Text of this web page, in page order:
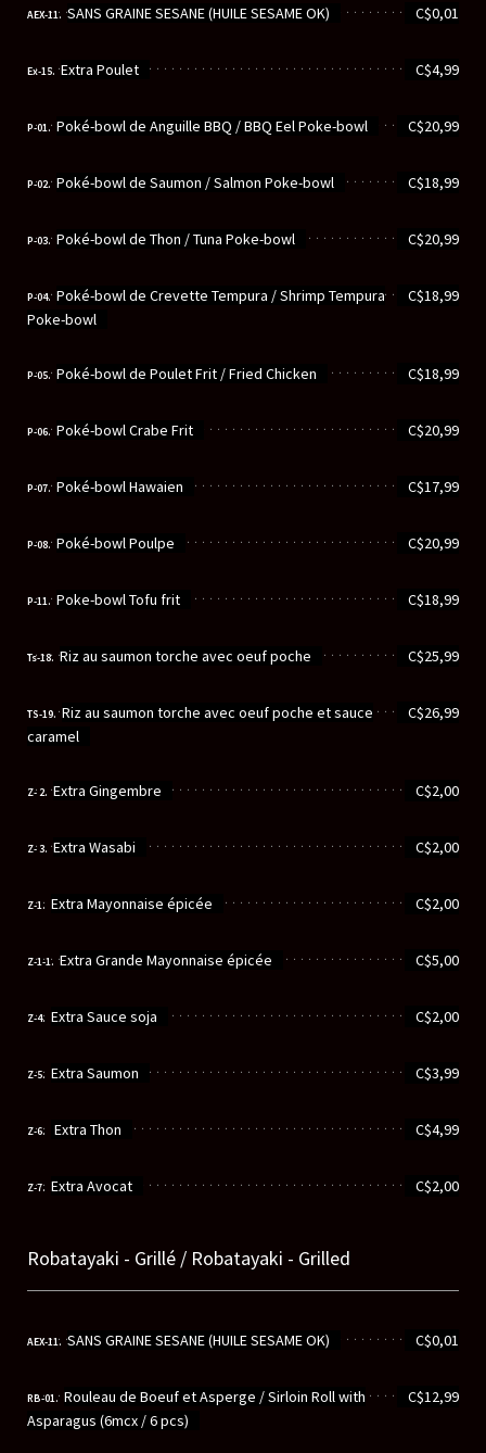
AEX-11. C$0,01
SANS GRAINE SESANE (HUILE SESAME OK)
Ex-15. C$4,99
Extra Poulet
P-01. C$20,99
Poké-bowl de Anguille BBQ / BBQ Eel Poke-bowl
P-02. C$18,99
Poké-bowl de Saumon / Salmon Poke-bowl
P-03. C$20,99
Poké-bowl de Thon / Tuna Poke-bowl
P-04. C$18,99
Poké-bowl de Crevette Tempura / Shrimp Tempura
Poke-bowl
P-05. C$18,99
Poké-bowl de Poulet Frit / Fried Chicken
P-06. C$20,99
Poké-bowl Crabe Frit
P-07. C$17,99
Poké-bowl Hawaien
P-08. C$20,99
Poké-bowl Poulpe
P-11. C$18,99
Poke-bowl Tofu frit
Ts-18. C$25,99
Riz au saumon torche avec oeuf poche
TS-19. C$26,99
Riz au saumon torche avec oeuf poche et sauce
caramel
Z- 2. C$2,00
Extra Gingembre
Z- 3. C$2,00
Extra Wasabi
Z-1. C$2,00
Extra Mayonnaise épicée
Z-1-1. C$5,00
Extra Grande Mayonnaise épicée
Z-4. C$2,00
Extra Sauce soja
Z-5. C$3,99
Extra Saumon
Z-6. C$4,99
Extra Thon
Z-7. C$2,00
Extra Avocat
Robatayaki - Grillé / Robatayaki - Grilled
AEX-11. C$0,01
SANS GRAINE SESANE (HUILE SESAME OK)
RB-01. C$12,99
Rouleau de Boeuf et Asperge / Sirloin Roll with
Asparagus (6mcx / 6 pcs)